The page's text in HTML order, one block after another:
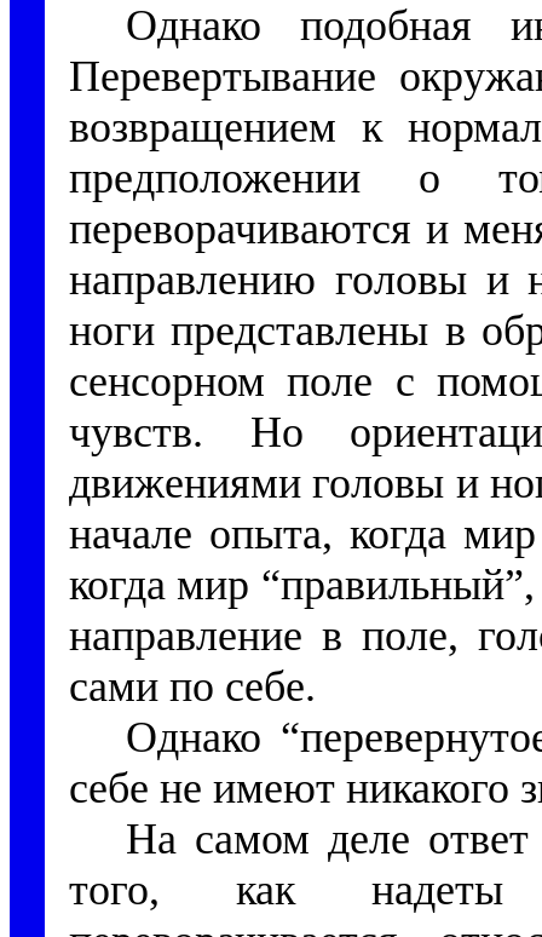
Однако подобная
Перевертывание
возвращением к
предположении о
переворачиваются и
направлению головы и
ноги представлены в
сенсорном поле с
чувств. Но
движениями головы и
начале опыта, когда
когда мир
направление в поле,
сами по себе.
Однако
себе не имеют никакого
На самом деле
того, как надеты